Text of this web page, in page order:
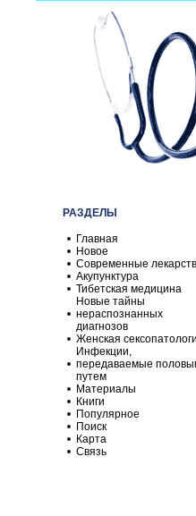
РАЗДЕЛЫ
Главная
Новое
Современные
Акупунктура
Тибетская медицина
Новые тайны
нераспознанных
диагнозов
Женская
Инфекции,
передаваемые
путем
Материалы
Книги
Популярное
Поиск
Карта
Связь